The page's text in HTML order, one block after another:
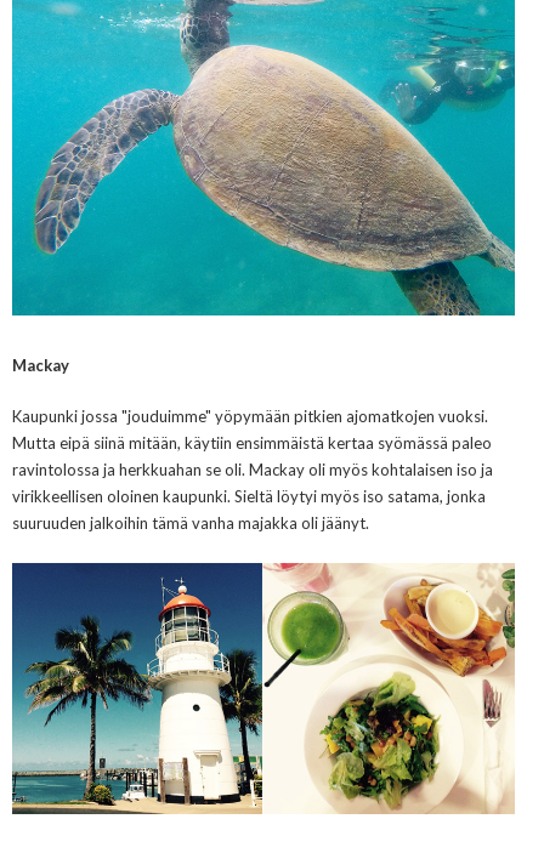
Mackay
Kaupunki jossa "jouduimme" yöpymään pitkien ajomatkojen vuoksi.
Mutta eipä siinä mitään, käytiin ensimmäistä kertaa syömässä paleo
ravintolossa ja herkkuahan se oli. Mackay oli myös kohtalaisen iso ja
virikkeellisen oloinen kaupunki. Sieltä löytyi myös iso satama, jonka
suuruuden jalkoihin tämä vanha majakka oli jäänyt.